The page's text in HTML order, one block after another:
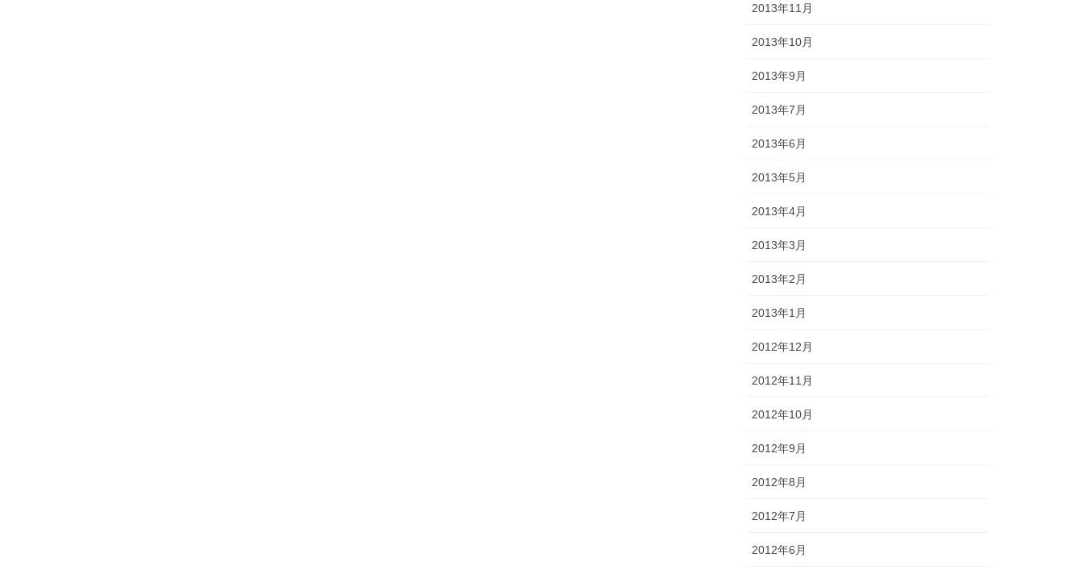
2013年11月
2013年10月
2013年9月
2013年7月
2013年6月
2013年5月
2013年4月
2013年3月
2013年2月
2013年1月
2012年12月
2012年11月
2012年10月
2012年9月
2012年8月
2012年7月
2012年6月